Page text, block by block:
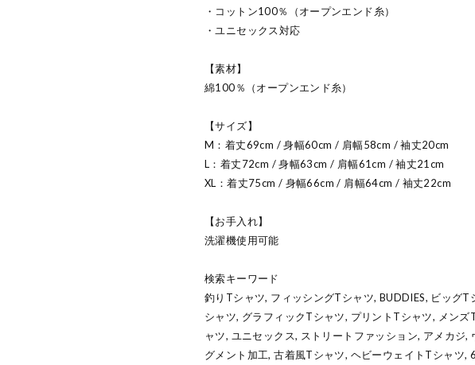
・コットン100％（オープンエンド糸）
・ユニセックス対応
【素材】
綿100％（オープンエンド糸）
【サイズ】
M：着丈69cm / 身幅60cm / 肩幅58cm / 袖丈20cm
L：着丈72cm / 身幅63cm / 肩幅61cm / 袖丈21cm
XL：着丈75cm / 身幅66cm / 肩幅64cm / 袖丈22cm
【お手入れ】
洗濯機使用可能
検索キーワード
釣りTシャツ, フィッシングTシャツ, BUDDIES, ビッグT
シャツ, グラフィックTシャツ, プリントTシャツ, メンズ
ャツ, ユニセックス, ストリートファッション, アメカジ,
グメント加工, 古着風Tシャツ, ヘビーウェイトTシャツ,